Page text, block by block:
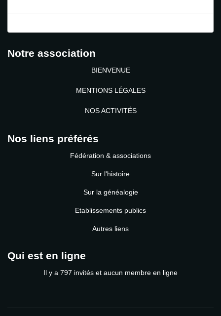
Notre association
BIENVENUE
MENTIONS LÉGALES
NOS ACTIVITÉS
Nos liens préférés
Fédération & associations
Sur l'histoire
Sur la généalogie
Etablissements publics
Autres liens
Qui est en ligne
Il y a 797 invités et aucun membre en ligne